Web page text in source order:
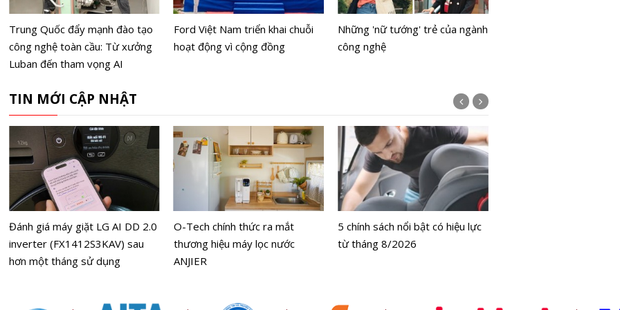
Trung Quốc đẩy mạnh đào tạo
công nghệ toàn cầu: Từ xưởng
Luban đến tham vọng AI
Ford Việt Nam triển khai chuỗi
hoạt động vì cộng đồng
Những 'nữ tướng' trẻ của ngành
công nghệ
TIN MỚI CẬP NHẬT
Đánh giá máy giặt LG AI DD 2.0
inverter (FX1412S3KAV) sau
hơn một tháng sử dụng
O-Tech chính thức ra mắt
thương hiệu máy lọc nước
ANJIER
5 chính sách nổi bật có hiệu lực
từ tháng 8/2026